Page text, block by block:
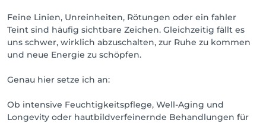
Feine Linien, Unreinheiten, Rötungen oder ein fahler
Teint sind häufig sichtbare Zeichen. Gleichzeitig fällt es
uns schwer, wirklich abzuschalten, zur Ruhe zu kommen
und neue Energie zu schöpfen.
Genau hier setze ich an:
Ob intensive Feuchtigkeitspflege, Well-Aging und
Longevity oder hautbildverfeinernde Behandlungen für